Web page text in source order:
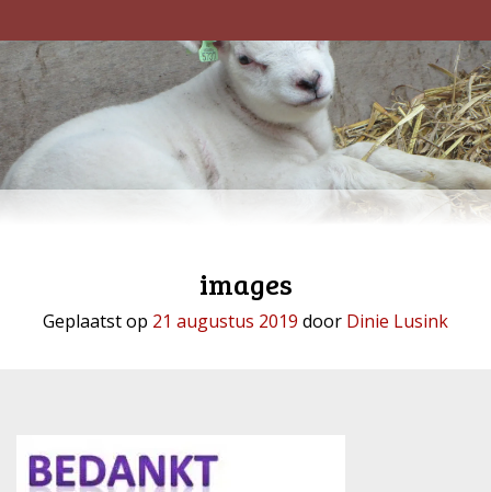
images
Geplaatst op 21 augustus 2019 door Dinie Lusink